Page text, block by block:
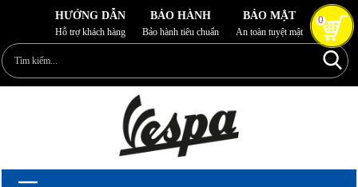
0
HƯỚNG DẪN
Hỗ trợ khách hàng
BẢO HÀNH
Bảo hành tiêu chuẩn
BẢO MẬT
An toàn tuyệt mật